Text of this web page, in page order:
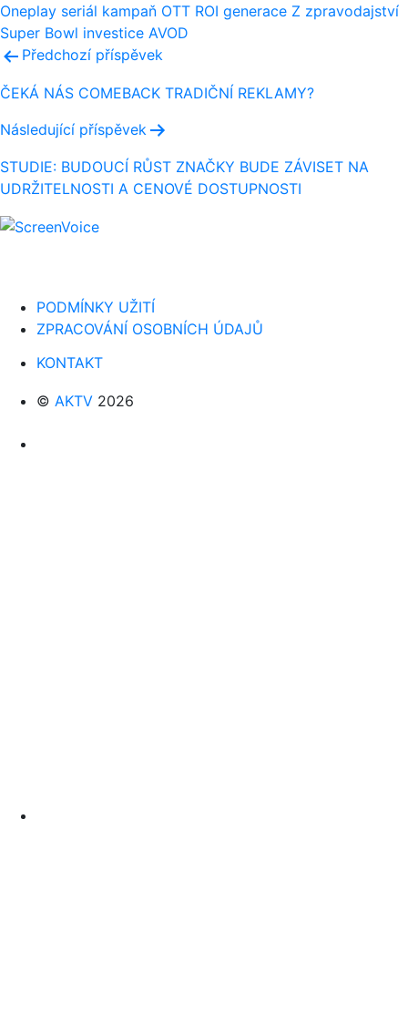
Oneplay seriál kampaň OTT ROI generace Z zpravodajství
Super Bowl investice AVOD
Navigace
pro
příspěvek
Předchozí příspěvek
ČEKÁ NÁS COMEBACK TRADIČNÍ REKLAMY?
Následující příspěvek
STUDIE: BUDOUCÍ RŮST ZNAČKY BUDE ZÁVISET NA
UDRŽITELNOSTI A CENOVÉ DOSTUPNOSTI
PODMÍNKY UŽITÍ
ZPRACOVÁNÍ OSOBNÍCH ÚDAJŮ
KONTAKT
© AKTV 2026